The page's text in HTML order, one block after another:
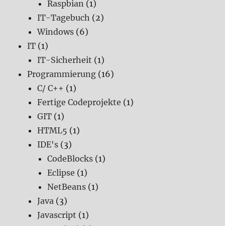
Raspbian (1)
IT-Tagebuch (2)
Windows (6)
IT (1)
IT-Sicherheit (1)
Programmierung (16)
C/ C++ (1)
Fertige Codeprojekte (1)
GIT (1)
HTML5 (1)
IDE's (3)
CodeBlocks (1)
Eclipse (1)
NetBeans (1)
Java (3)
Javascript (1)